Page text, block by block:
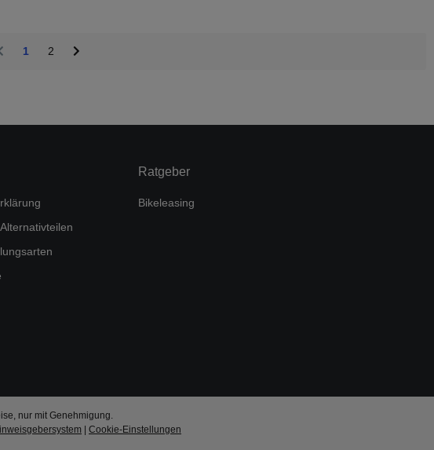
1 2
Ratgeber
Bikeleasing
nur mit Genehmigung.
Cookie-Einstellungen